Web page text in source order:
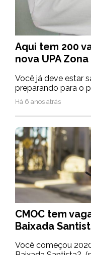
Aqui tem 200
nova UPA
Você já deve estar
preparando para o
Há 6 anos atrás
CMOC tem
Baixada
Você começou